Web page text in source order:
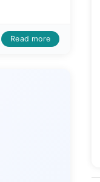
Read more